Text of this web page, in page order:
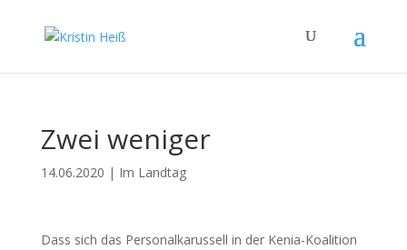
Zwei weniger
14.06.2020 | Im Landtag
Dass sich das Personalkarussell in der Kenia-Koalition